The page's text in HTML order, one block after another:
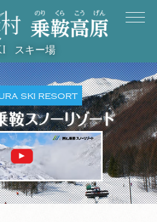
スキー場
ski resort